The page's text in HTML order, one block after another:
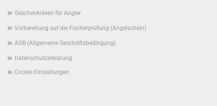
Geschenkideen für Angler
Vorbereitung auf die Fischerprüfung (Angelschein)
AGB (Allgemeine Geschäftsbedingung)
Datenschutzerklärung
Cookie Einstellungen